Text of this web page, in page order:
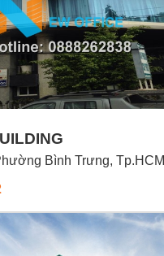
Bình Trưng, Tp.HCM